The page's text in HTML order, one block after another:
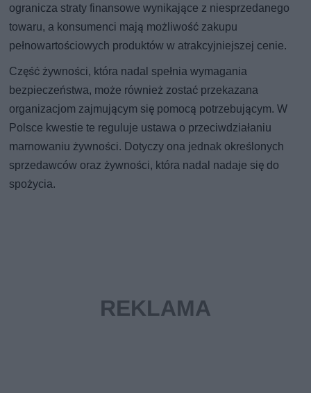
ogranicza straty finansowe wynikające z niesprzedanego
towaru, a konsumenci mają możliwość zakupu
pełnowartościowych produktów w atrakcyjniejszej cenie.
Część żywności, która nadal spełnia wymagania
bezpieczeństwa, może również zostać przekazana
organizacjom zajmującym się pomocą potrzebującym. W
Polsce kwestie te reguluje ustawa o przeciwdziałaniu
marnowaniu żywności. Dotyczy ona jednak określonych
sprzedawców oraz żywności, która nadal nadaje się do
spożycia.